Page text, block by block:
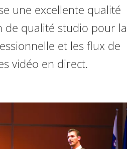
une excellente qualité
de qualité studio pour la
et les flux de
vidéo en direct.